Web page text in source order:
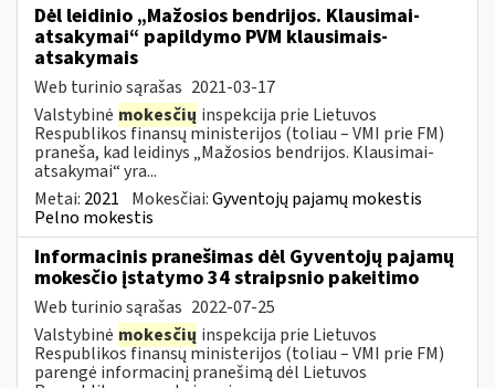
Dėl leidinio „Mažosios bendrijos. Klausimai-
atsakymai“ papildymo PVM klausimais-
atsakymais
Web turinio sąrašas 2021-03-17
Valstybinė mokesčių inspekcija prie Lietuvos
Respublikos finansų ministerijos (toliau – VMI prie FM)
praneša, kad leidinys „Mažosios bendrijos. Klausimai-
atsakymai“ yra...
Metai: 2021 Mokesčiai:Gyventojų pajamų mokestis
Pelno mokestis
Informacinis pranešimas dėl Gyventojų pajamų
mokesčio įstatymo 34 straipsnio pakeitimo
Web turinio sąrašas 2022-07-25
Valstybinė mokesčių inspekcija prie Lietuvos
Respublikos finansų ministerijos (toliau – VMI prie FM)
parengė informacinį pranešimą dėl Lietuvos